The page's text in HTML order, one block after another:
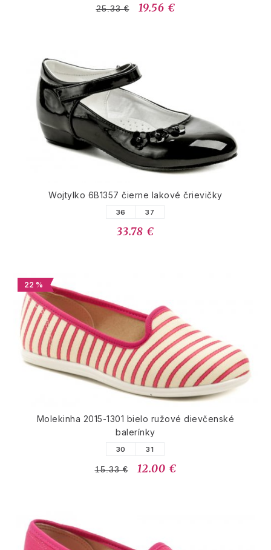
25.33 € 19.56 €
Wojtylko 6B1357 čierne lakové črievičky
36 37
33.78 €
22 %
Molekinha 2015-1301 bielo ružové dievčenské
balerínky
30 31
15.33 € 12.00 €